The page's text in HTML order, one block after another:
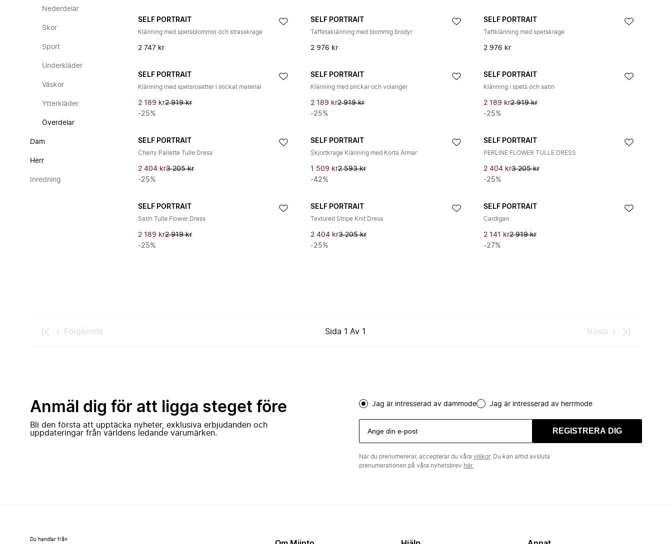
Nederdelar
Skor
Sport
Underkläder
Väskor
Ytterkläder
Överdelar
Dam
Herr
Inredning
SELF PORTRAIT
Klänning med spetsblommor och strasskrage
2 747 kr
SELF PORTRAIT
Taffetaklänning med blommig brodyr
2 976 kr
SELF PORTRAIT
Taftklänning med spetskrage
2 976 kr
SELF PORTRAIT
Klänning med spetsrosetter i stickat material
2 189 kr2 919 kr
-25%
SELF PORTRAIT
Klänning med prickar och volanger
2 189 kr2 919 kr
-25%
SELF PORTRAIT
Klänning i spets och satin
2 189 kr2 919 kr
-25%
SELF PORTRAIT
Cherry Pailette Tulle Dress
2 404 kr3 205 kr
-25%
SELF PORTRAIT
Skjortkrage Klänning med Korta Ärmar
1 509 kr2 593 kr
-42%
SELF PORTRAIT
PERLINE FLOWER TULLE DRESS
2 404 kr3 205 kr
-25%
SELF PORTRAIT
Satin Tulle Flower Dress
2 189 kr2 919 kr
-25%
SELF PORTRAIT
Textured Stripe Knit Dress
2 404 kr3 205 kr
-25%
SELF PORTRAIT
Cardigan
2 141 kr2 919 kr
-27%
Förgående Sida 1 Av 1 Nästa
Anmäl dig för att ligga steget före
Bli den första att upptäcka nyheter, exklusiva erbjudanden och
uppdateringar från världens ledande varumärken.
Jag är intresserad av dammode Jag är intresserad av herrmode
REGISTRERA DIG
När du prenumererar, accepterar du våra villkor. Du kan alltid avsluta
prenumerationen på våra nyhetsbrev här.
Du handlar från